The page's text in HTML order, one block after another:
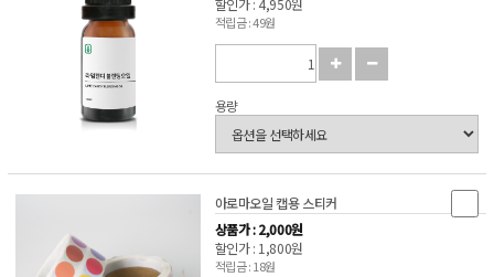
할인가 : 4,950원
적립금 : 49원
용량
아로마오일 캡용 스티커
상품가 : 2,000원
할인가 : 1,800원
적립금 : 18원